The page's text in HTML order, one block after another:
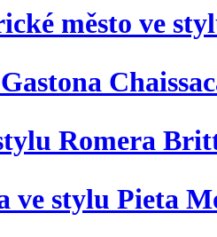
město ve
Romera
ve stylu Pieta